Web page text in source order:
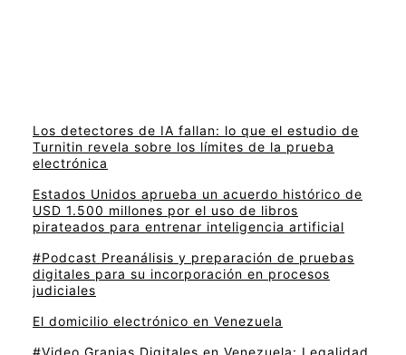
Los detectores de IA fallan: lo que el estudio de
Turnitin revela sobre los límites de la prueba
electrónica
Estados Unidos aprueba un acuerdo histórico de
USD 1.500 millones por el uso de libros
pirateados para entrenar inteligencia artificial
#Podcast Preanálisis y preparación de pruebas
digitales para su incorporación en procesos
judiciales
El domicilio electrónico en Venezuela
#Video Granjas Digitales en Venezuela: Legalidad,